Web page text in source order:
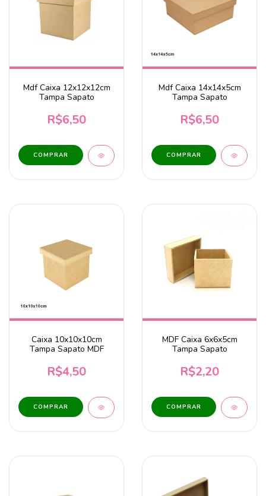
Mdf Caixa 12x12x12cm
Tampa Sapato
R$6,50
Mdf Caixa 14x14x5cm
Tampa Sapato
R$6,50
Caixa 10x10x10cm
Tampa Sapato MDF
R$4,50
MDF Caixa 6x6x5cm
Tampa Sapato
R$2,20